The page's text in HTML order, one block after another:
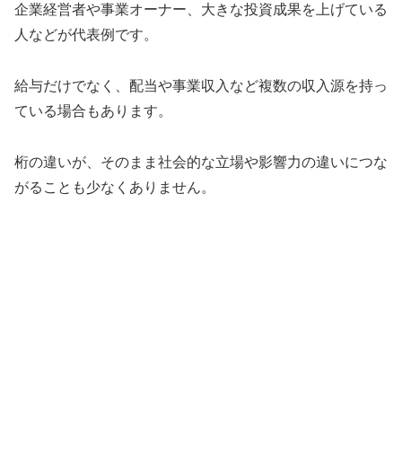
企業経営者や事業オーナー、大きな投資成果を上げている
人などが代表例です。
給与だけでなく、配当や事業収入など複数の収入源を持っ
ている場合もあります。
桁の違いが、そのまま社会的な立場や影響力の違いにつな
がることも少なくありません。